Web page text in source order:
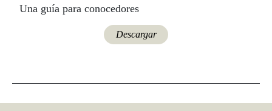
Una guía para conocedores
Descargar